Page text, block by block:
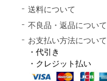
送料について
不良品・返品について
お支払い方法について
・代引き
・クレジット払い